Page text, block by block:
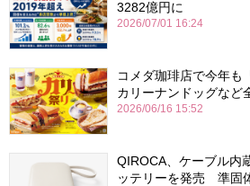
3282億円に
2026/07/01 16:24
コメダ珈琲店で今年
カリーナンドッグなど
2026/06/16 15:52
QIROCA、ケーブル内
ッテリーを発売 準固